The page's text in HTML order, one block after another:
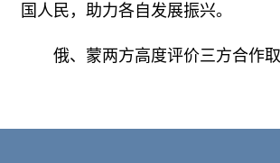
国人民，助力各自发展振兴。
俄、蒙两方高度评价三方合作